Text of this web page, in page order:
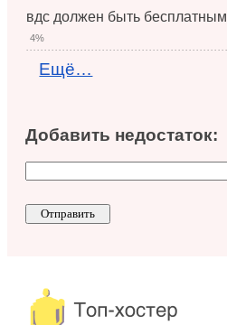
вдс должен быть бесплатным
4%
Ещё…
Добавить недостаток: